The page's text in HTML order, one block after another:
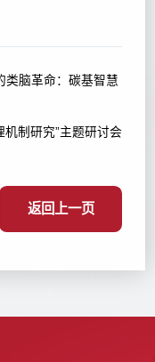
类脑革命：碳基智慧
制研究”主题研讨会
返回上一页